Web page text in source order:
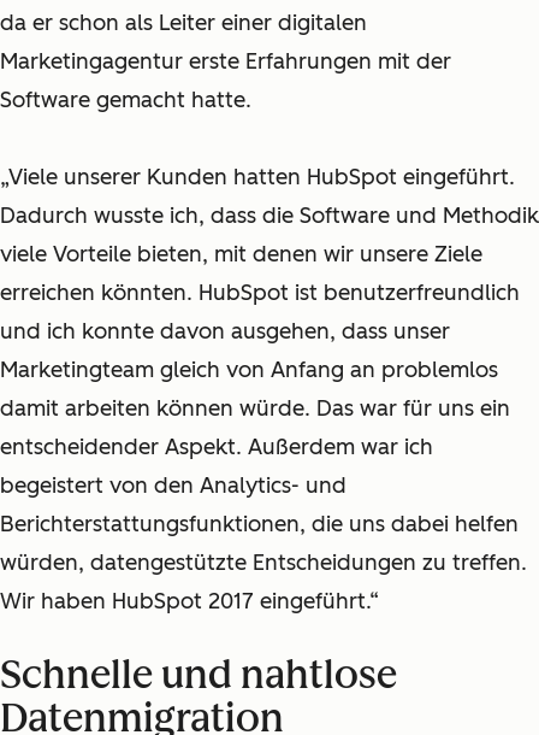
da er schon als Leiter einer digitalen
Marketingagentur erste Erfahrungen mit der
Software gemacht hatte.
„Viele unserer Kunden hatten HubSpot eingeführt.
Dadurch wusste ich, dass die Software und Methodik
viele Vorteile bieten, mit denen wir unsere Ziele
erreichen könnten. HubSpot ist benutzerfreundlich
und ich konnte davon ausgehen, dass unser
Marketingteam gleich von Anfang an problemlos
damit arbeiten können würde. Das war für uns ein
entscheidender Aspekt. Außerdem war ich
begeistert von den Analytics- und
Berichterstattungsfunktionen, die uns dabei helfen
würden, datengestützte Entscheidungen zu treffen.
Wir haben HubSpot 2017 eingeführt.“
Schnelle und nahtlose
Datenmigration